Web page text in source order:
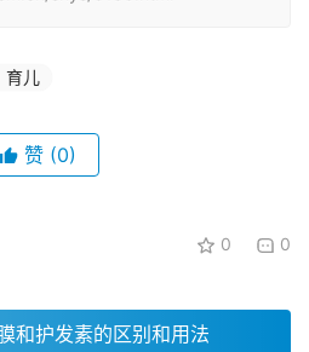
育儿
赞 (0)
0 0
和护发素的区别和用法